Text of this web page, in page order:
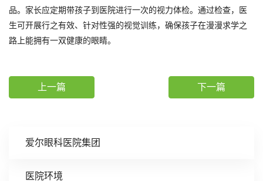
爱尔眼科医院集团
医院环境
品。家长应定期带孩子到医院进行一次的视力体检。通过检查，医
生可开展行之有效、针对性强的视觉训练，确保孩子在漫漫求学之
路上能拥有一双健康的眼睛。
上一篇 下一篇